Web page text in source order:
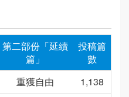
第二部份「延續
篇」
投稿篇
數
重獲自由
1,138